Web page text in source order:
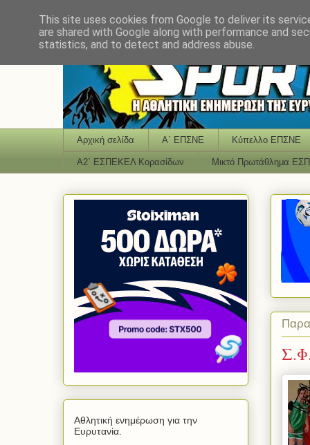
Αρχική σελίδα Α΄ ΕΠΣΝΕ Κύπελλο ΕΠΣΝΕ
Α2΄ ΕΣΠΕΚΕΛ Κορασίδων Μικτό Πρωτάθλημα
Αθλητική ενημέρωση για την
Ευρυτανία.
This site uses cookies from Google to deliver its
are shared with Google along with performance and
statistics, and to detect and address abuse.